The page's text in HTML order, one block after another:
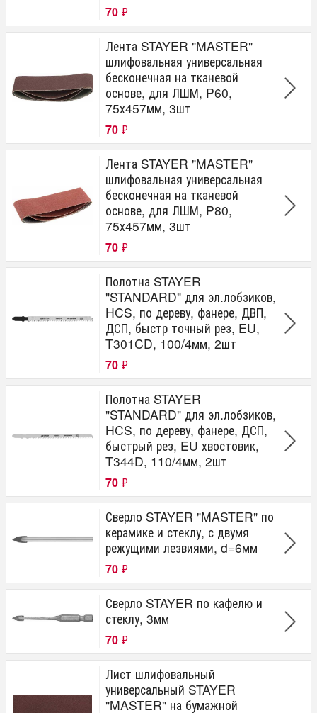
70 ₽
Лента STAYER "MASTER"
шлифовальная универсальная
бесконечная на тканевой
основе, для ЛШМ, P60,
75х457мм, 3шт
70 ₽
Лента STAYER "MASTER"
шлифовальная универсальная
бесконечная на тканевой
основе, для ЛШМ, P80,
75х457мм, 3шт
70 ₽
Полотна STAYER
"STANDARD" для эл.лобзиков,
HCS, по дереву, фанере, ДВП,
ДСП, быстр точный рез, EU,
T301CD, 100/4мм, 2шт
70 ₽
Полотна STAYER
"STANDARD" для эл.лобзиков,
HCS, по дереву, фанере, ДСП,
быстрый рез, EU хвостовик,
T344D, 110/4мм, 2шт
70 ₽
Сверло STAYER "MASTER" по
керамике и стеклу, с двумя
режущими лезвиями, d=6мм
70 ₽
Сверло STAYER по кафелю и
стеклу, 3мм
70 ₽
Лист шлифовальный
универсальный STAYER
"MASTER" на бумажной